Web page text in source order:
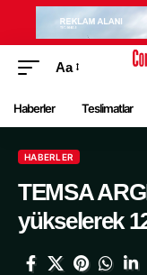
Aa
Haberler Teslimatlar
HABERLER
TEMSA
yükselerek